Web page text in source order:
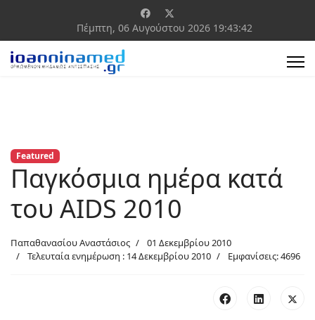
Πέμπτη, 06 Αυγούστου 2026 19:43:42
Featured
Παγκόσμια ημέρα κατά
του AIDS 2010
Παπαθανασίου Αναστάσιος
01 Δεκεμβρίου 2010
Τελευταία ενημέρωση : 14 Δεκεμβρίου 2010
Εμφανίσεις: 4696